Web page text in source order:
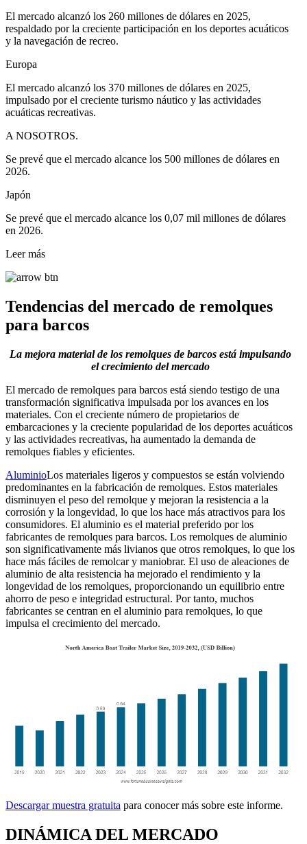
El mercado alcanzó los 260 millones de dólares en 2025,
respaldado por la creciente participación en los deportes acuáticos
y la navegación de recreo.
Europa
El mercado alcanzó los 370 millones de dólares en 2025,
impulsado por el creciente turismo náutico y las actividades
acuáticas recreativas.
A NOSOTROS.
Se prevé que el mercado alcance los 500 millones de dólares en
2026.
Japón
Se prevé que el mercado alcance los 0,07 mil millones de dólares
en 2026.
Leer más
Tendencias del mercado de remolques
para barcos
La mejora material de los remolques de barcos está impulsando
el crecimiento del mercado
El mercado de remolques para barcos está siendo testigo de una
transformación significativa impulsada por los avances en los
materiales. Con el creciente número de propietarios de
embarcaciones y la creciente popularidad de los deportes acuáticos
y las actividades recreativas, ha aumentado la demanda de
remolques fiables y eficientes.
AluminioLos materiales ligeros y compuestos se están volviendo
predominantes en la fabricación de remolques. Estos materiales
disminuyen el peso del remolque y mejoran la resistencia a la
corrosión y la longevidad, lo que los hace más atractivos para los
consumidores. El aluminio es el material preferido por los
fabricantes de remolques para barcos. Los remolques de aluminio
son significativamente más livianos que otros remolques, lo que los
hace más fáciles de remolcar y maniobrar. El uso de aleaciones de
aluminio de alta resistencia ha mejorado el rendimiento y la
longevidad de los remolques, proporcionando un equilibrio entre
ahorro de peso e integridad estructural. Por tanto, muchos
fabricantes se centran en el aluminio para remolques, lo que
impulsa el crecimiento del mercado.
Descargar muestra gratuita para conocer más sobre este informe.
DINÁMICA DEL MERCADO